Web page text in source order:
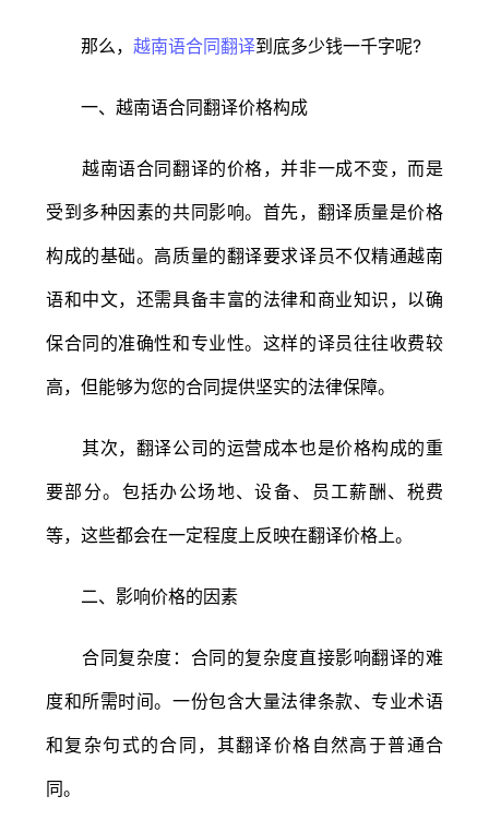
那么， 越南语合同翻译到底多少钱一千字呢?
一、越南语合同翻译价格构成
越南语合同翻译的价格，并非一成不变，而是
受到多种因素的共同影响。首先，翻译质量是价格
构成的基础。高质量的翻译要求译员不仅精通越南
语和中文，还需具备丰富的法律和商业知识，以确
保合同的准确性和专业性。这样的译员往往收费较
高，但能够为您的合同提供坚实的法律保障。
其次，翻译公司的运营成本也是价格构成的重
要部分。包括办公场地、设备、员工薪酬、税费
等，这些都会在一定程度上反映在翻译价格上。
二、影响价格的因素
合同复杂度：合同的复杂度直接影响翻译的难
度和所需时间。一份包含大量法律条款、专业术语
和复杂句式的合同，其翻译价格自然高于普通合
同。